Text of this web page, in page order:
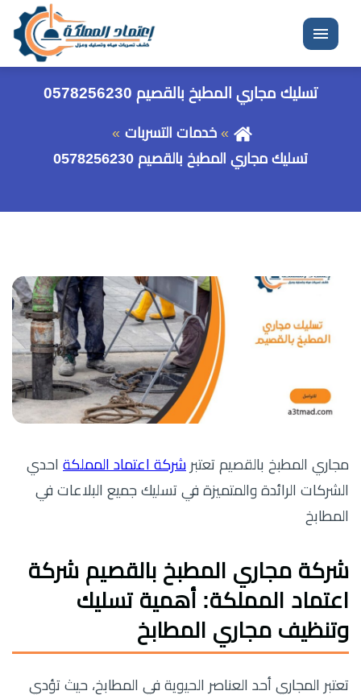
القائمة
تسليك مجاري المطبخ بالقصيم 0578256230
خدمات التسربات
تسليك مجاري المطبخ بالقصيم 0578256230
مجاري المطبخ بالقصيم تعتبر شركة اعتماد المملكة احدي
الشركات الرائدة والمتميزة في تسليك جميع البلاعات في
المطابخ
شركة مجاري المطبخ بالقصيم شركة
اعتماد المملكة: أهمية تسليك
وتنظيف مجاري المطابخ
تعتبر المجاري أحد العناصر الحيوية في المطابخ، حيث تؤدي